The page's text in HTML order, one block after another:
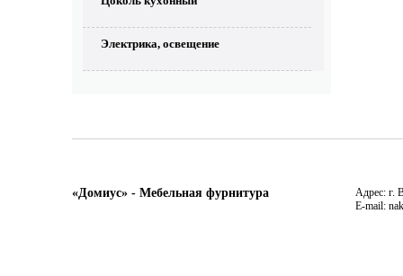
Электрика, освещение
«Домиус» - Мебельная фурнитура
Адрес: г.
E-mail: